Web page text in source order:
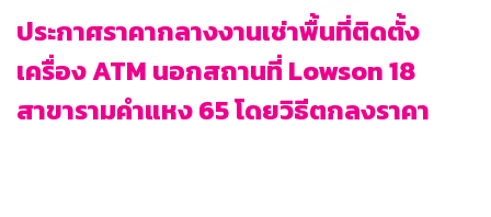
ประกาศราคากลางงานเช่าพื้นที่ติดตั้ง
เครื่อง ATM นอกสถานที่ Lowson 18
สาขารามคำแหง 65 โดยวิธีตกลงราคา